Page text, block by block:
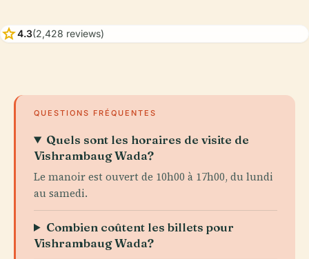
star4.3(2,428 reviews)
QUESTIONS FRÉQUENTES
Quels sont les horaires de visite de
Vishrambaug Wada?
Le manoir est ouvert de 10h00 à 17h00, du lundi
au samedi.
Combien coûtent les billets pour
Vishrambaug Wada?